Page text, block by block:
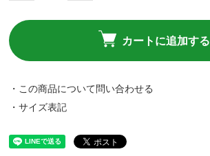
カートに追加する
・この商品について問い合わせる
・サイズ表記